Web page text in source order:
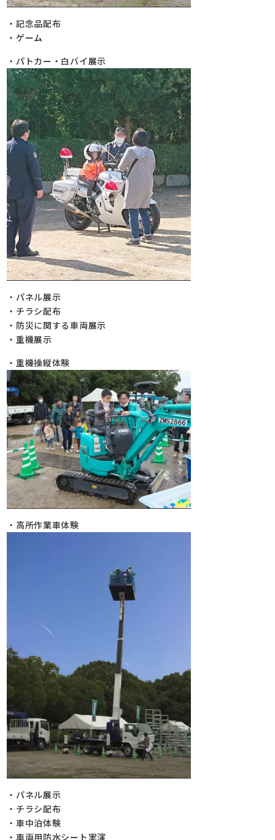
・記念品配布
・ゲーム
・パトカー・白バイ展示
・パネル展示
・チラシ配布
・防災に関する車両展示
・重機展示
・重機操縦体験
・高所作業車体験
・パネル展示
・チラシ配布
・車中泊体験
・車両用防水シート実演